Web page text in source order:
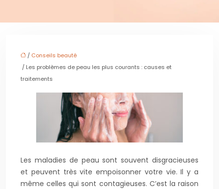
/ Conseils beauté
/ Les problèmes de peau les plus courants : causes et
traitements
Les maladies de peau sont souvent disgracieuses
et peuvent très vite empoisonner votre vie. Il y a
même celles qui sont contagieuses. C’est la raison